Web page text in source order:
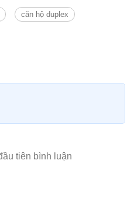
căn hộ duplex